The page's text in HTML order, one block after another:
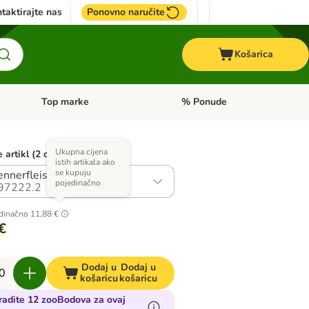
nas Ponovno naručite
Košarica
Pregled kategorija: + VET hrana
Top marke Pregled kategorija: Top marke
% Ponude
artikl (2 opcija)
Mix III
11,88 €
Ukupna cijena
istih artikala ako
se kupuju
pojedinačno
Dodaj u
košaricu
Dodaj u
košaricu
12 zooBodova za ovaj